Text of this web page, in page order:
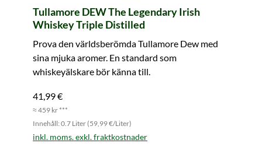
Tullamore DEW The Legendary Irish
Whiskey Triple Distilled
Prova den världsberömda Tullamore Dew med
sina mjuka aromer. En standard som
whiskeyälskare bör känna till.
41,99 €
≈ 459 kr ***
Innehåll: 0.7 Liter (59,99 €/Liter)
inkl. moms. exkl. fraktkostnader